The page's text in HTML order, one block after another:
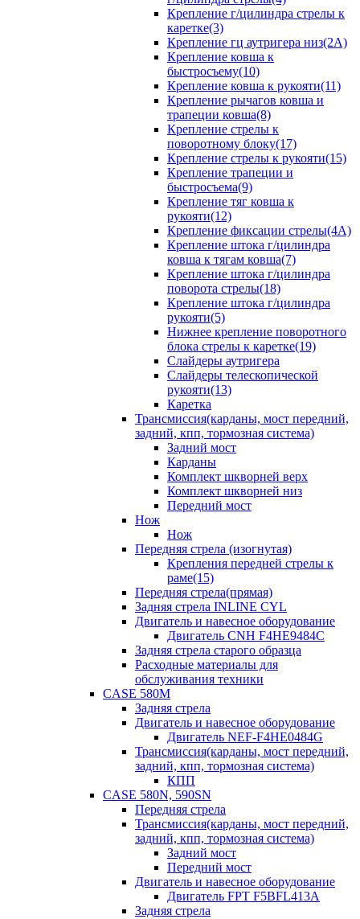
Крепление г/цилиндра стрелы к
каретке(3)
Крепление гц аутригера низ(2А)
Крепление ковша к
быстросъему(10)
Крепление ковша к рукояти(11)
Крепление рычагов ковша и
трапеции ковша(8)
Крепление стрелы к
поворотному блоку(17)
Крепление стрелы к рукояти(15)
Крепление трапеции и
быстросъема(9)
Крепление тяг ковша к
рукояти(12)
Крепление фиксации стрелы(4A)
Крепление штока г/цилиндра
ковша к тягам ковша(7)
Крепление штока г/цилиндра
поворота стрелы(18)
Крепление штока г/цилиндра
рукояти(5)
Нижнее крепление поворотного
блока стрелы к каретке(19)
Слайдеры аутригера
Слайдеры телескопической
рукояти(13)
Каретка
Трансмиссия(карданы, мост передний,
задний, кпп, тормозная система)
Задний мост
Карданы
Комплект шкворней верх
Комплект шкворней низ
Передний мост
Нож
Нож
Передняя стрела (изогнутая)
Крепления передней стрелы к
раме(15)
Передняя стрела(прямая)
Задняя стрела INLINE CYL
Двигатель и навесное оборудование
Двигатель CNH F4HE9484C
Задняя стрела старого образца
Расходные материалы для
обслуживания техники
CASE 580M
Задняя стрела
Двигатель и навесное оборудование
Двигатель NEF-F4HE0484G
Трансмиссия(карданы, мост передний,
задний, кпп, тормозная система)
КПП
CASE 580N, 590SN
Передняя стрела
Трансмиссия(карданы, мост передний,
задний, кпп, тормозная система)
Задний мост
Передний мост
Двигатель и навесное оборудование
Двигатель FPT F5BFL413A
Задняя стрела